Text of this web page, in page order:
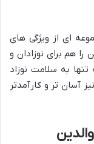
ای از ویژگی های
را هم برای نوزادان و
تنها به سلامت نوزاد
آسان تر و کارآمدتر